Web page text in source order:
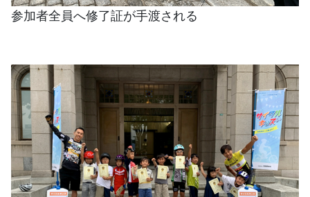
参加者全員へ修了証が手渡される